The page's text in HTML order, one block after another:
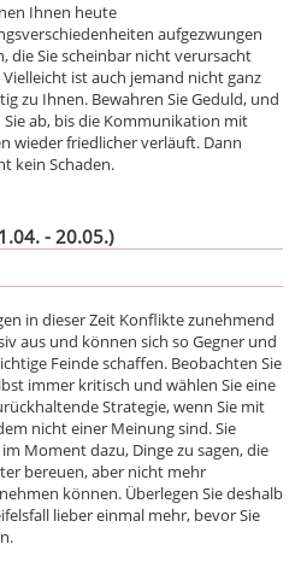
Ihnen heute
aufgezwungen
die Sie scheinbar nicht verursacht
Vielleicht ist auch jemand nicht ganz
zu Ihnen. Bewahren Sie Geduld, und
ab, bis die Kommunikation mit
wieder friedlicher verläuft. Dann
kein Schaden.
- 20.05.)
in dieser Zeit Konflikte zunehmend
aus und können sich so Gegner und
Feinde schaffen. Beobachten Sie
immer kritisch und wählen Sie eine
Strategie, wenn Sie mit
nicht einer Meinung sind. Sie
Moment dazu, Dinge zu sagen, die
bereuen, aber nicht mehr
können. Überlegen Sie deshalb
lieber einmal mehr, bevor Sie